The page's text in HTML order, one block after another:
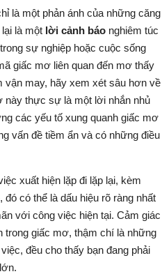
là một phản ánh của những căng
là một lời cảnh báo nghiêm túc
sự nghiệp hoặc cuộc sống
giấc mơ liên quan đến mơ thấy
vận may, hãy xem xét sâu hơn về
này thực sự là một lời nhắn nhủ
các yếu tố xung quanh giấc mơ
vấn đề tiềm ẩn và có những điều
xuất hiện lặp đi lặp lại, kèm
có thể là dấu hiệu rõ ràng nhất
với công việc hiện tại. Cảm giác
trong giấc mơ, thậm chí là những
đều cho thấy bạn đang phải